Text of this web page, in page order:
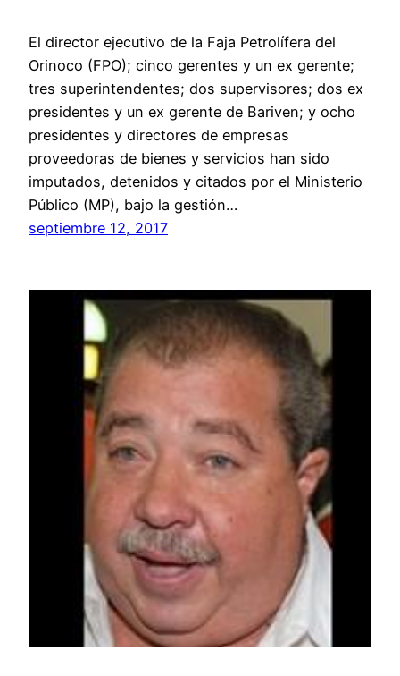
El director ejecutivo de la Faja Petrolífera del
Orinoco (FPO); cinco gerentes y un ex gerente;
tres superintendentes; dos supervisores; dos ex
presidentes y un ex gerente de Bariven; y ocho
presidentes y directores de empresas
proveedoras de bienes y servicios han sido
imputados, detenidos y citados por el Ministerio
Público (MP), bajo la gestión…
septiembre 12, 2017